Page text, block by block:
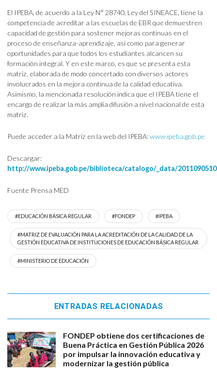
El IPEBA, de acuerdo a la Ley N° 28740, Ley del SINEACE, tiene la
competencia de acreditar a las escuelas de EBR que demuestren
capacidad de gestión para sostener mejoras continuas en el
proceso de enseñanza-aprendizaje, así como para generar
oportunidades para que todos los estudiantes alcancen su
formación integral. Y en este marco, es que se presenta esta
matriz, elaborada de modo concertado con diversos actores
involucrados en la mejora continua de la calidad educativa.
Asimismo, la mencionada resolución indica que el IPEBA tiene el
encargo de realizar la más amplia difusión a nivel nacional de esta
matriz.
Puede acceder a la Matriz en la web del IPEBA:www.ipeba.gob.pe
Descargar:
http://www.ipeba.gob.pe/biblioteca/catalogo/_data/
Fuente Prensa MED
#EDUCACIÓN BÁSICA REGULAR #FONDEP #IPEBA
#MATRIZ DE EVALUACIÓN PARA LA ACREDITACIÓN DE LA CALIDAD DE LA
GESTIÓN EDUCATIVA DE INSTITUCIONES DE EDUCACIÓN BÁSICA REGULAR
#MINISTERIO DE EDUCACIÓN
ENTRADAS RELACIONADAS
FONDEP obtiene dos certificaciones de
Buena Práctica en Gestión Pública 2026
por impulsar la innovación educativa y
modernizar la gestión pública